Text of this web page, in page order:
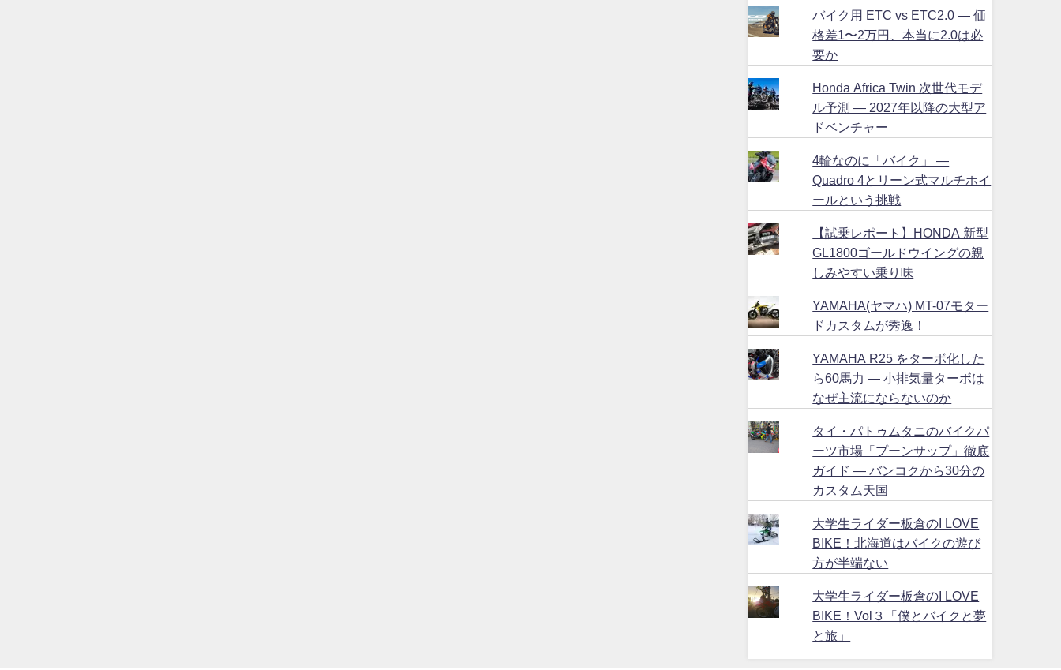
バイク用 ETC vs ETC2.0 ― 価
格差1〜2万円、本当に2.0は必
要か
Honda Africa Twin 次世代モデ
ル予測 ― 2027年以降の大型ア
ドベンチャー
4輪なのに「バイク」 ―
Quadro 4とリーン式マルチホイ
ールという挑戦
【試乗レポート】HONDA 新型
GL1800ゴールドウイングの親
しみやすい乗り味
YAMAHA(ヤマハ) MT-07モター
ドカスタムが秀逸！
YAMAHA R25 をターボ化した
ら60馬力 ― 小排気量ターボは
なぜ主流にならないのか
タイ・パトゥムタニのバイクパ
ーツ市場「プーンサップ」徹底
ガイド ― バンコクから30分の
カスタム天国
大学生ライダー板倉のI LOVE
BIKE！北海道はバイクの遊び
方が半端ない
大学生ライダー板倉のI LOVE
BIKE！Vol３「僕とバイクと夢
と旅」